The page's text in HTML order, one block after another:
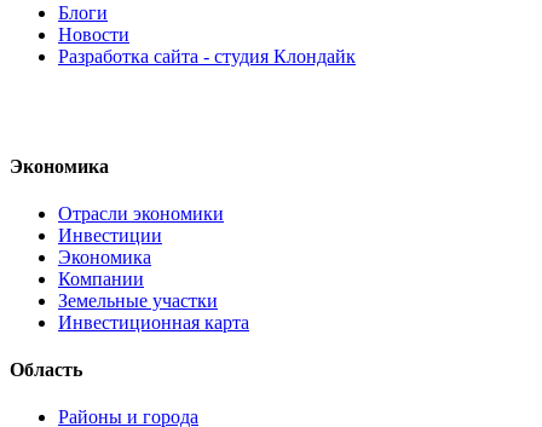
Блоги
Новости
Разработка сайта - студия Клондайк
Экономика
Отрасли экономики
Инвестиции
Экономика
Компании
Земельные участки
Инвестиционная карта
Область
Районы и города